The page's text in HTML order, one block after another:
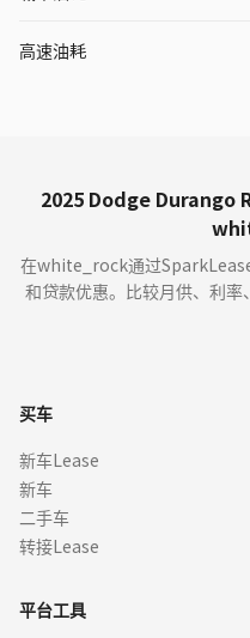
高速油耗
2025 Dodge Durango
在white_rock通过
和贷款优惠。比较月供、利率
买车
新车Lease
新车
二手车
转接Lease
平台工具